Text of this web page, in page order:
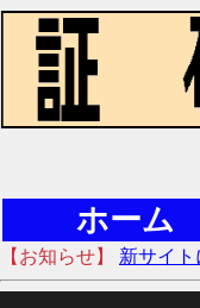
ホーム
【お知らせ】 新サイト